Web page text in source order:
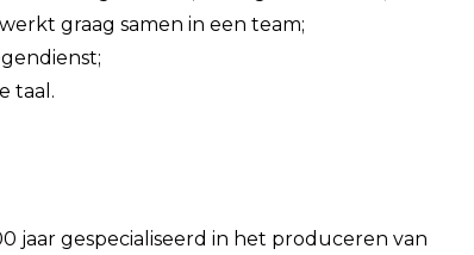
graag samen in een team;
taal.
jaar gespecialiseerd in het produceren van